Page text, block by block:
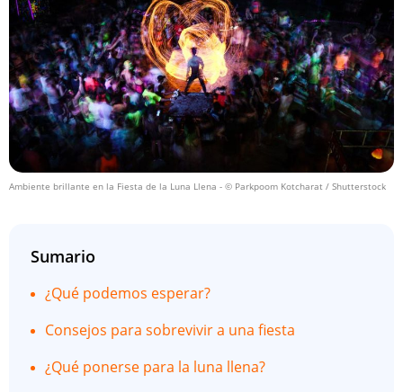
Ambiente brillante en la Fiesta de la Luna Llena - © Parkpoom Kotcharat / Shutterstock
Sumario
¿Qué podemos esperar?
Consejos para sobrevivir a una fiesta
¿Qué ponerse para la luna llena?